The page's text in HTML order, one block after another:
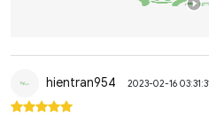
hientran954 2023-02-16